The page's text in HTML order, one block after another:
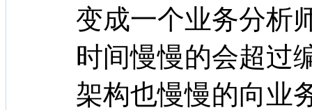
变成一个业务分析
时间慢慢的会超过
架构也慢慢的向业